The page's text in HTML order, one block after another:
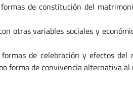
de constitución del
otras variables sociales y
de celebración y efectos
forma de convivencia alternativa